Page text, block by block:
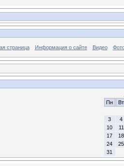
страница Информация о сайте Видео
Пн
Вт
3
4
10
11
17
18
24
25
31